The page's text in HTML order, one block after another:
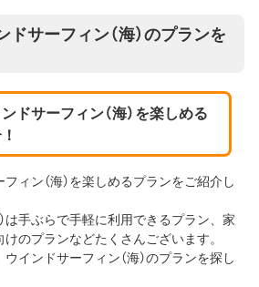
サーフィン（海）のプランを
ドサーフィン（海）を楽しめる
ィン（海）を楽しめるプランをご紹介し
は手ぶらで手軽に利用できるプラン、家
のプランなどたくさんございます。
インドサーフィン（海）のプランを探し